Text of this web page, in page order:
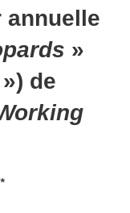
annuelle
»
») de